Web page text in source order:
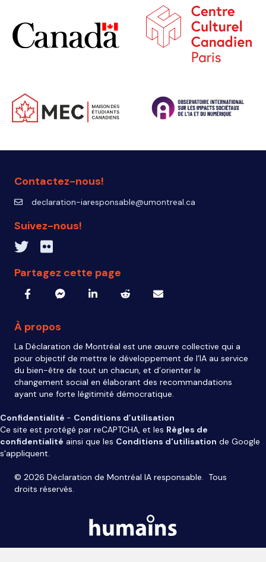
Contactez-nous!
declaration-iaresponsable@umontreal.ca
declaration-iaresponsable@umontreal.ca
Suivez-nous!
Twitter inven_TFlickr IA Responsable
Partagez cette page
À propos
La Déclaration de Montréal est une œuvre collective qui a
pour objectif de mettre le développement de l’IA au service
du bien-être de tout un chacun, et d’orienter le
changement social en élaborant des recommandations
ayant une forte légitimité démocratique.
Confidentialité - Conditions d’utilisation
Ce site est protégé par reCAPTCHA, et les Règles de
confidentialité ainsi que les Conditions d'utilisation de Google
s'appliquent.
© 2026 Déclaration de Montréal IA responsable. Tous
droits réservés.